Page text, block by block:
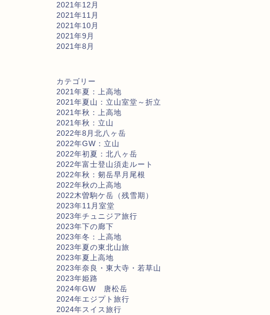
2021年12月
2021年11月
2021年10月
2021年9月
2021年8月
カテゴリー
2021年夏：上高地
2021年夏山：立山室堂～折立
2021年秋：上高地
2021年秋：立山
2022年8月北八ヶ岳
2022年GW：立山
2022年初夏：北八ヶ岳
2022年富士登山須走ルート
2022年秋：剱岳早月尾根
2022年秋の上高地
2022木曽駒ケ岳（残雪期）
2023年11月室堂
2023年チュニジア旅行
2023年下の廊下
2023年冬：上高地
2023年夏の東北山旅
2023年夏上高地
2023年奈良・東大寺・若草山
2023年姫路
2024年GW 唐松岳
2024年エジプト旅行
2024年スイス旅行